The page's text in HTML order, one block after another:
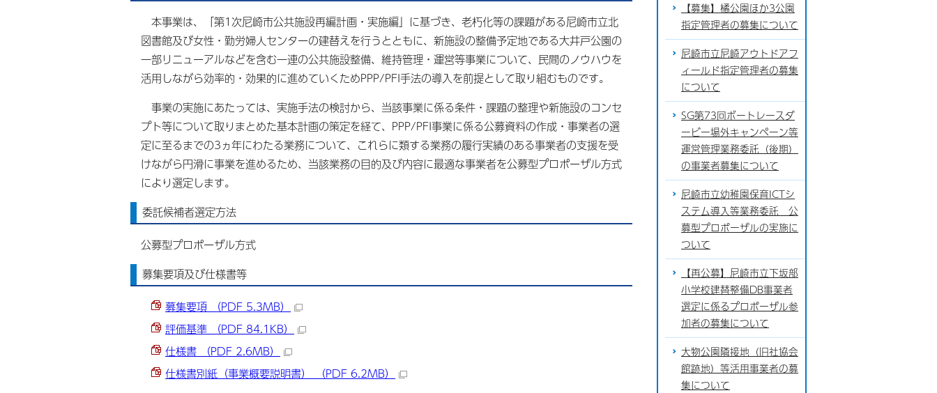
本事業は、「第1次尼崎市公共施設再編計画・実施編」に基づき、老朽化等の課題がある尼崎市立北
図書館及び女性・勤労婦人センターの建替えを行うとともに、新施設の整備予定地である大井戸公園の
一部リニューアルなどを含む一連の公共施設整備、維持管理・運営等事業について、民間のノウハウを
活用しながら効率的・効果的に進めていくためPPP/PFI手法の導入を前提として取り組むものです。
事業の実施にあたっては、実施手法の検討から、当該事業に係る条件・課題の整理や新施設のコンセ
プト等について取りまとめた基本計画の策定を経て、PPP/PFI事業に係る公募資料の作成・事業者の選
定に至るまでの3ヵ年にわたる業務について、これらに類する業務の履行実績のある事業者の支援を受
けながら円滑に事業を進めるため、当該業務の目的及び内容に最適な事業者を公募型プロポーザル方式
により選定します。
委託候補者選定方法
公募型プロポーザル方式
募集要項及び仕様書等
募集要項 （PDF 5.3MB）
評価基準 （PDF 84.1KB）
仕様書 （PDF 2.6MB）
仕様書別紙（事業概要説明書） （PDF 6.2MB）
【募集】橘公園ほか3公園
指定管理者の募集について
尼崎市立尼崎アウトドアフ
ィールド指定管理者の募集
について
SG第73回ボートレースダ
ービー場外キャンペーン等
運営管理業務委託（後期）
の事業者募集について
尼崎市立幼稚園保育ICTシ
ステム導入等業務委託 公
募型プロポーザルの実施に
ついて
【再公募】尼崎市立下坂部
小学校建替整備DB事業者
選定に係るプロポーザル参
加者の募集について
大物公園隣接地（旧社協会
館跡地）等活用事業者の募
集について